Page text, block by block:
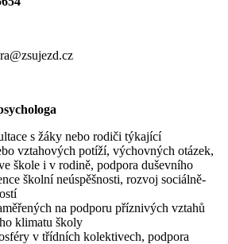
s žáky nebo rodiči týkající
vztahových potíží, výchovných otázek,
škole i v rodině, podpora duševního
školní neúspěšnosti, rozvoj sociálně-
na podporu příznivých vztahů
klimatu školy
v třídních kolektivech, podpora